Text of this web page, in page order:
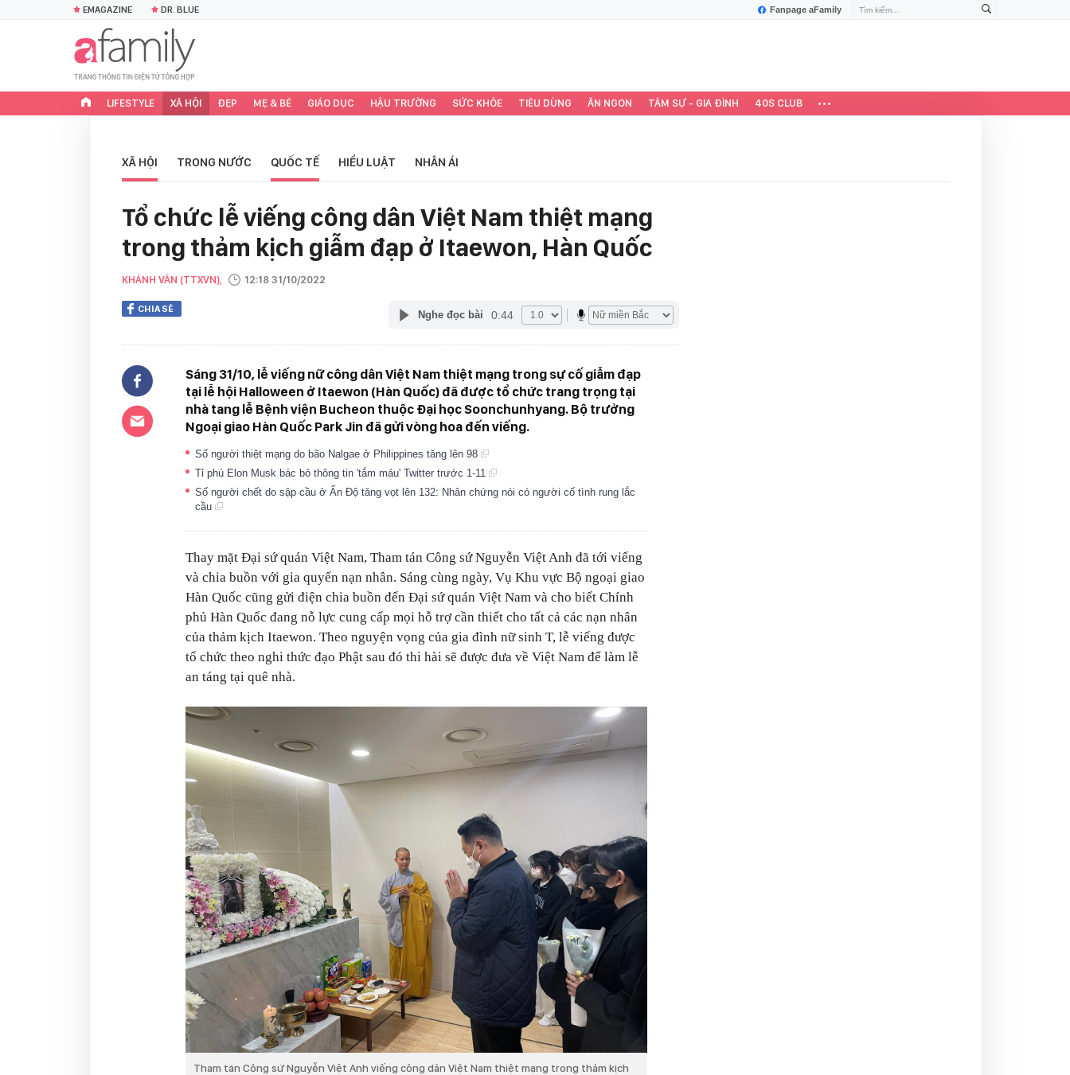
Fanpage aFamily
EMAGAZINE DR. BLUE
LIFESTYLE XÃ HỘI ĐẸP MẸ & BÉ GIÁO DỤC HẬU TRƯỜNG SỨC KHỎE TIÊU DÙNG ĂN NGON TÂM SỰ - GIA ĐÌNH 40S CLUB
XÃ HỘI TRONG NƯỚC QUỐC TẾ HIỂU LUẬT NHÂN ÁI
Tổ chức lễ viếng công dân Việt Nam thiệt mạng
trong thảm kịch giẫm đạp ở Itaewon, Hàn Quốc
KHÁNH VÂN (TTXVN), 12:18 31/10/2022
CHIA SẺ Nghe đọc bài 0:44
Sáng 31/10, lễ viếng nữ công dân Việt Nam thiệt mạng trong sự cố giẫm đạp
tại lễ hội Halloween ở Itaewon (Hàn Quốc) đã được tổ chức trang trọng tại
nhà tang lễ Bệnh viện Bucheon thuộc Đại học Soonchunhyang. Bộ trưởng
Ngoại giao Hàn Quốc Park Jin đã gửi vòng hoa đến viếng.
Số người thiệt mạng do bão Nalgae ở Philippines tăng lên 98
Tỉ phú Elon Musk bác bỏ thông tin 'tắm máu' Twitter trước 1-11
Số người chết do sập cầu ở Ấn Độ tăng vọt lên 132: Nhân chứng nói có người cố tình rung lắc
cầu
Thay mặt Đại sứ quán Việt Nam, Tham tán Công sứ Nguyễn Việt Anh đã tới viếng
và chia buồn với gia quyến nạn nhân. Sáng cùng ngày, Vụ Khu vực Bộ ngoại giao
Hàn Quốc cũng gửi điện chia buồn đến Đại sứ quán Việt Nam và cho biết Chính
phủ Hàn Quốc đang nỗ lực cung cấp mọi hỗ trợ cần thiết cho tất cả các nạn nhân
của thảm kịch Itaewon. Theo nguyện vọng của gia đình nữ sinh T, lễ viếng được
tổ chức theo nghi thức đạo Phật sau đó thi hài sẽ được đưa về Việt Nam để làm lễ
an táng tại quê nhà.
Tham tán Công sứ Nguyễn Việt Anh viếng công dân Việt Nam thiệt mạng trong thảm kịch